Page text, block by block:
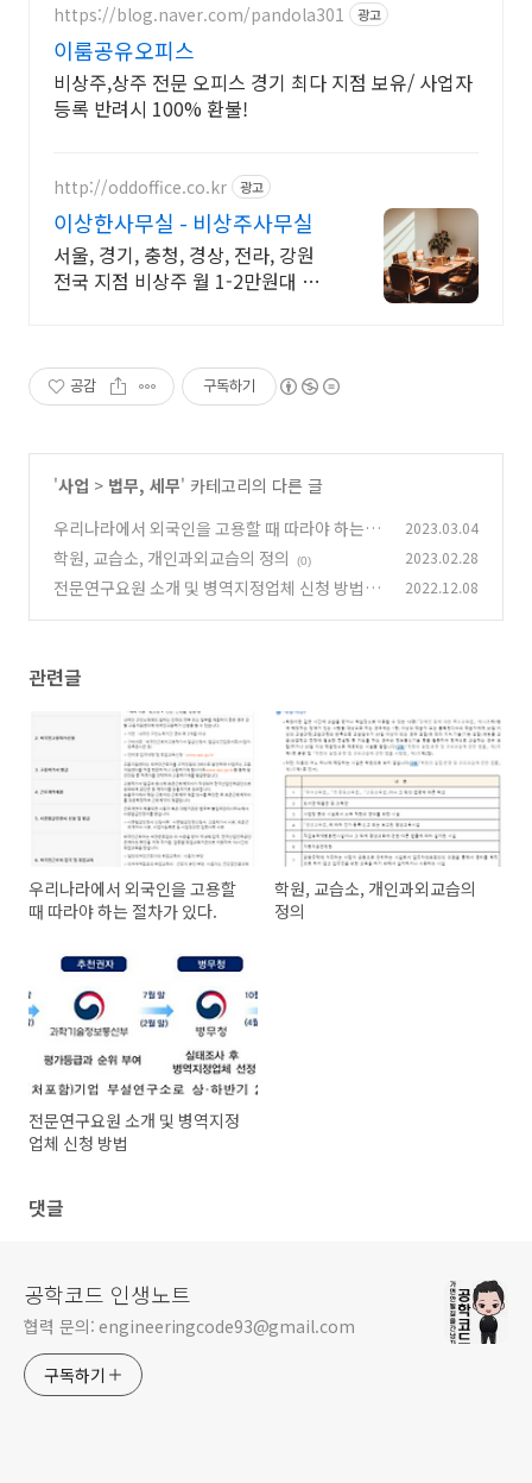
https://blog.naver.com/pandola301 광고
이룸공유오피스
비상주,상주 전문 오피스 경기 최다 지점 보유/ 사업자
등록 반려시 100% 환불!
http://oddoffice.co.kr 광고
이상한사무실 - 비상주사무실
서울, 경기, 충청, 경상, 전라, 강원
전국 지점 비상주 월 1-2만원대 제
공감 구독하기
'사업 > 법무, 세무' 카테고리의 다른 글
우리나라에서 외국인을 고용할 때 따라야 하는 절
차가 있다.
(0)
2023.03.04
학원, 교습소, 개인과외교습의 정의 (0) 2023.02.28
전문연구요원 소개 및 병역지정업체 신청 방법 2022.12.08
관련글
우리나라에서 외국인을 고용할
때 따라야 하는 절차가 있다.
학원, 교습소, 개인과외교습의
정의
전문연구요원 소개 및 병역지정
업체 신청 방법
댓글
공학코드 인생노트
협력 문의: engineeringcode93@gmail.com
구독하기